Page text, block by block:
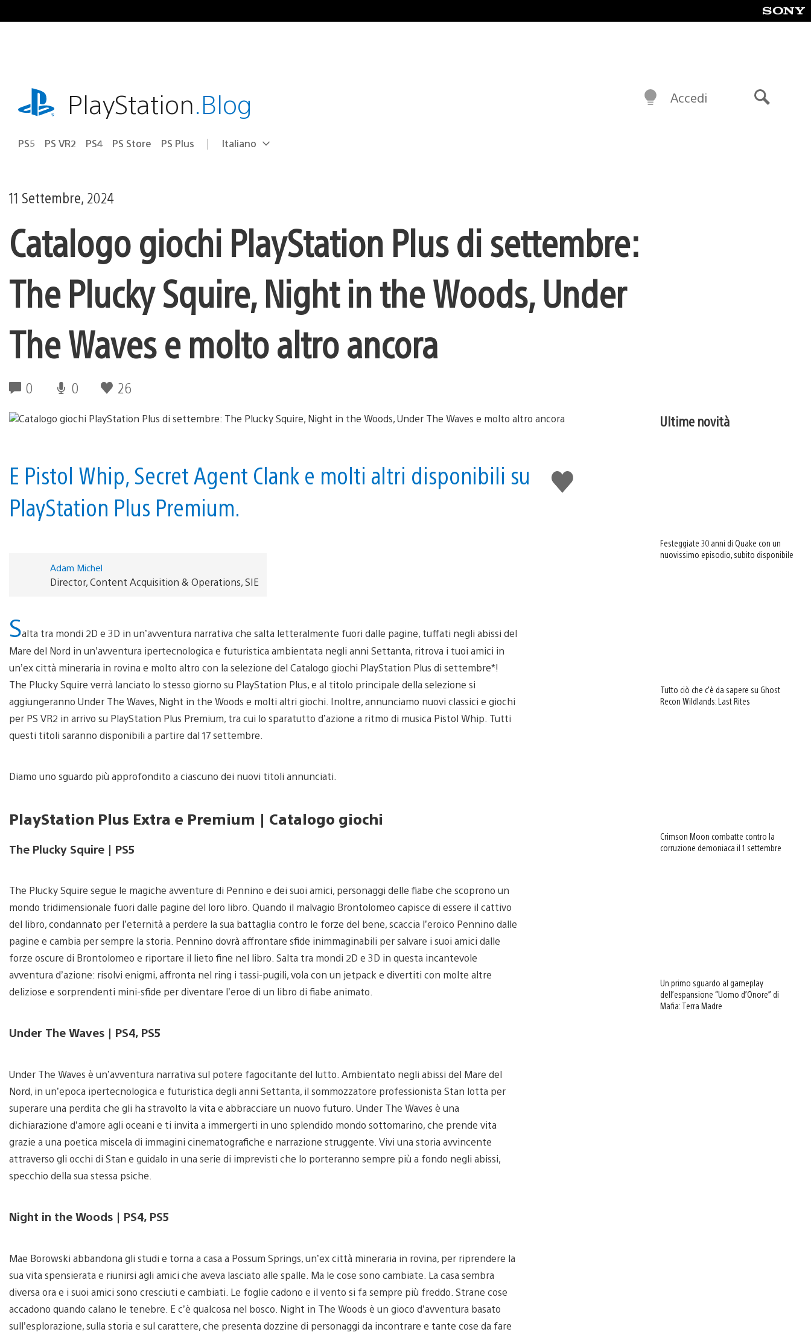
al
playstation.comPlayStation.Blog
PS5 PS VR2 PS4 PS Store PS Plus Seleziona
Regione
Italiano
Accedi
11 Settembre, 2024
Catalogo giochi PlayStation Plus di settembre:
The Plucky Squire, Night in the Woods, Under
The Waves e molto altro ancora
0 0 26
Mi
piace
E Pistol Whip, Secret Agent Clank e molti altri disponibili su
PlayStation Plus Premium.
Adam Michel
Director, Content Acquisition & Operations, SIE
Salta tra mondi 2D e 3D in un’avventura narrativa che salta letteralmente fuori dalle pagine, tuffati negli abissi del
Mare del Nord in un’avventura ipertecnologica e futuristica ambientata negli anni Settanta, ritrova i tuoi amici in
un’ex città mineraria in rovina e molto altro con la selezione del Catalogo giochi PlayStation Plus di settembre*!
The Plucky Squire verrà lanciato lo stesso giorno su PlayStation Plus, e al titolo principale della selezione si
aggiungeranno Under The Waves, Night in the Woods e molti altri giochi. Inoltre, annunciamo nuovi classici e giochi
per PS VR2 in arrivo su PlayStation Plus Premium, tra cui lo sparatutto d’azione a ritmo di musica Pistol Whip. Tutti
questi titoli saranno disponibili a partire dal 17 settembre.
Diamo uno sguardo più approfondito a ciascuno dei nuovi titoli annunciati.
PlayStation Plus Extra e Premium | Catalogo giochi
The Plucky Squire | PS5
The Plucky Squire segue le magiche avventure di Pennino e dei suoi amici, personaggi delle fiabe che scoprono un
mondo tridimensionale fuori dalle pagine del loro libro. Quando il malvagio Brontolomeo capisce di essere il cattivo
del libro, condannato per l’eternità a perdere la sua battaglia contro le forze del bene, scaccia l’eroico Pennino dalle
pagine e cambia per sempre la storia. Pennino dovrà affrontare sfide inimmaginabili per salvare i suoi amici dalle
forze oscure di Brontolomeo e riportare il lieto fine nel libro. Salta tra mondi 2D e 3D in questa incantevole
avventura d’azione: risolvi enigmi, affronta nel ring i tassi-pugili, vola con un jetpack e divertiti con molte altre
deliziose e sorprendenti mini-sfide per diventare l’eroe di un libro di fiabe animato.
Under The Waves | PS4, PS5
Under The Waves è un’avventura narrativa sul potere fagocitante del lutto. Ambientato negli abissi del Mare del
Nord, in un’epoca ipertecnologica e futuristica degli anni Settanta, il sommozzatore professionista Stan lotta per
superare una perdita che gli ha stravolto la vita e abbracciare un nuovo futuro. Under The Waves è una
dichiarazione d’amore agli oceani e ti invita a immergerti in uno splendido mondo sottomarino, che prende vita
grazie a una poetica miscela di immagini cinematografiche e narrazione struggente. Vivi una storia avvincente
attraverso gli occhi di Stan e guidalo in una serie di imprevisti che lo porteranno sempre più a fondo negli abissi,
specchio della sua stessa psiche.
Night in the Woods | PS4, PS5
Mae Borowski abbandona gli studi e torna a casa a Possum Springs, un’ex città mineraria in rovina, per riprendere la
sua vita spensierata e riunirsi agli amici che aveva lasciato alle spalle. Ma le cose sono cambiate. La casa sembra
diversa ora e i suoi amici sono cresciuti e cambiati. Le foglie cadono e il vento si fa sempre più freddo. Strane cose
accadono quando calano le tenebre. E c’è qualcosa nel bosco. Night in The Woods è un gioco d’avventura basato
sull’esplorazione, sulla storia e sul carattere, che presenta dozzine di personaggi da incontrare e tante cose da fare
Ultime novità
Festeggiate 30 anni di Quake con un
nuovissimo episodio, subito disponibile
Tutto ciò che c’è da sapere su Ghost
Recon Wildlands: Last Rites
Crimson Moon combatte contro la
corruzione demoniaca il 1 settembre
Un primo sguardo al gameplay
dell’espansione “Uomo d’Onore” di
Mafia: Terra Madre